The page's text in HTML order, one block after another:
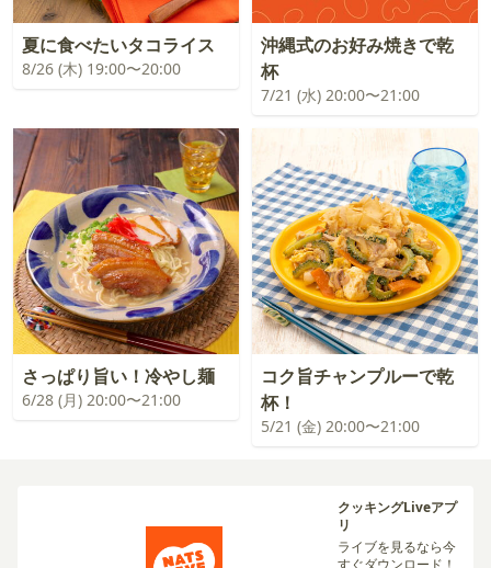
夏に食べたいタコライス
8/26 (木) 19:00〜20:00
沖縄式のお好み焼きで乾
杯
7/21 (水) 20:00〜21:00
さっぱり旨い！冷やし麺
6/28 (月) 20:00〜21:00
コク旨チャンプルーで乾
杯！
5/21 (金) 20:00〜21:00
クッキングLiveアプ
リ
ライブを見るなら今
すぐダウンロード！